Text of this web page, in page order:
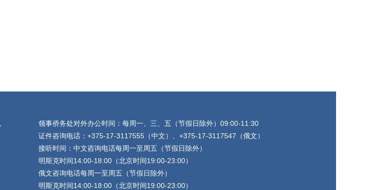
领事侨务处对外办公时间：每周一、三、五（节假日除外）09:00-11:30
证件咨询电话：+375-17-3117555（中文）、+375-17-3117547（俄文）
接听时间：中文咨询电话每周一至周五（节假日除外）
明斯克时间14:00-18:00（北京时间19:00-23:00）
俄文咨询电话每周一至周五（节假日除外）
明斯克时间14:00-18:00（北京时间19:00-23:00）